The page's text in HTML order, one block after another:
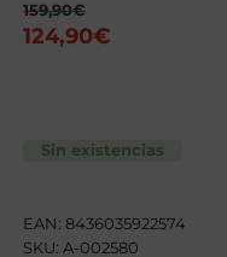
159,90€
El
159,90€.
124,90€
124,90€.
Sin existencias
EAN:8436035922574
SKU: A-002580